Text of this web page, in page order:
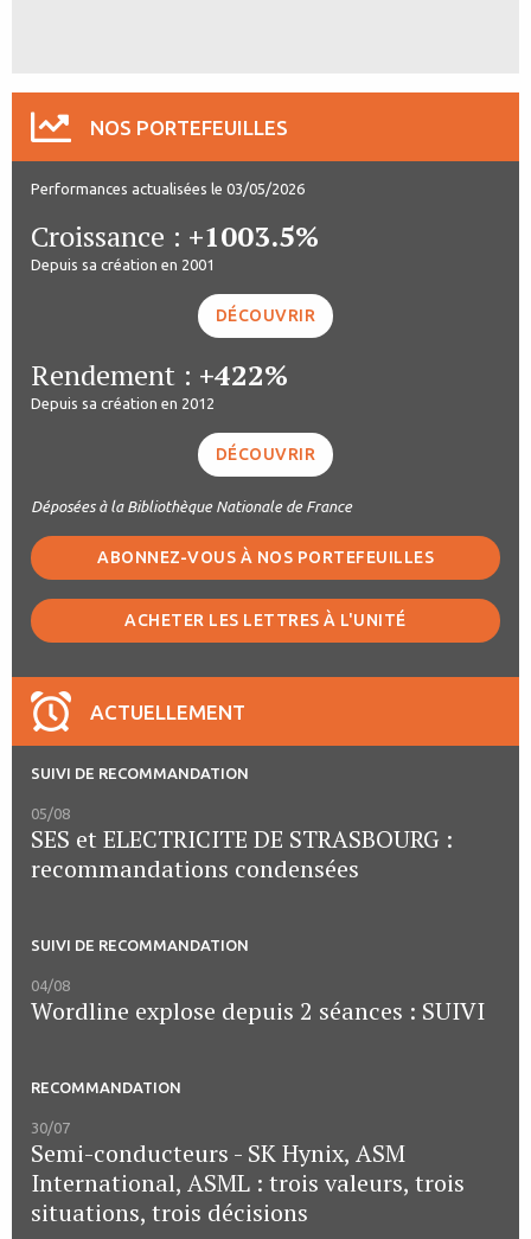
NOS PORTEFEUILLES
Performances actualisées le 03/05/2026
Croissance : +1003.5%
Depuis sa création en 2001
DÉCOUVRIR
Rendement : +422%
Depuis sa création en 2012
DÉCOUVRIR
Déposées à la Bibliothèque Nationale de France
ABONNEZ-VOUS À NOS PORTEFEUILLES
ACHETER LES LETTRES À L'UNITÉ
ACTUELLEMENT
SUIVI DE RECOMMANDATION
05/08
SES et ELECTRICITE DE STRASBOURG :
recommandations condensées
SUIVI DE RECOMMANDATION
04/08
Wordline explose depuis 2 séances : SUIVI
RECOMMANDATION
30/07
Semi-conducteurs - SK Hynix, ASM
International, ASML : trois valeurs, trois
situations, trois décisions